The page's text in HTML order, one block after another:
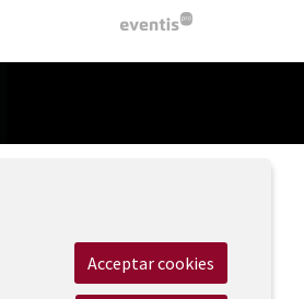
Acceptar cookies